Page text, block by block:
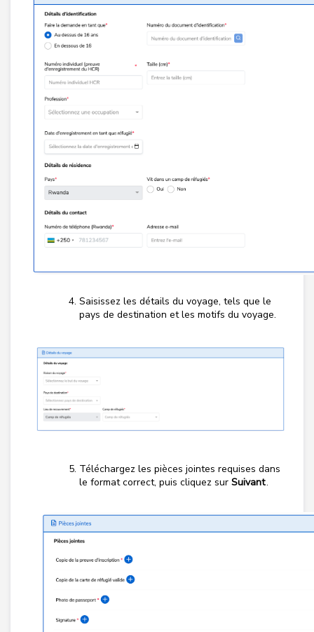
Saisissez les détails du voyage, tels que le
pays de destination et les motifs du voyage.
Téléchargez les pièces jointes requises dans
le format correct, puis cliquez sur Suivant.